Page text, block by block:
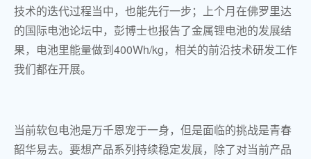
技术的迭代过程当中，也能先行一步；上个月在佛罗里达
的国际电池论坛中，彭博士也报告了金属锂电池的发展结
果，电池里能量做到400Wh/kg，相关的前沿技术研发工作
我们都在开展。
当前软包电池是万千恩宠于一身，但是面临的挑战是青春
韶华易去。要想产品系列持续稳定发展，除了对当前产品